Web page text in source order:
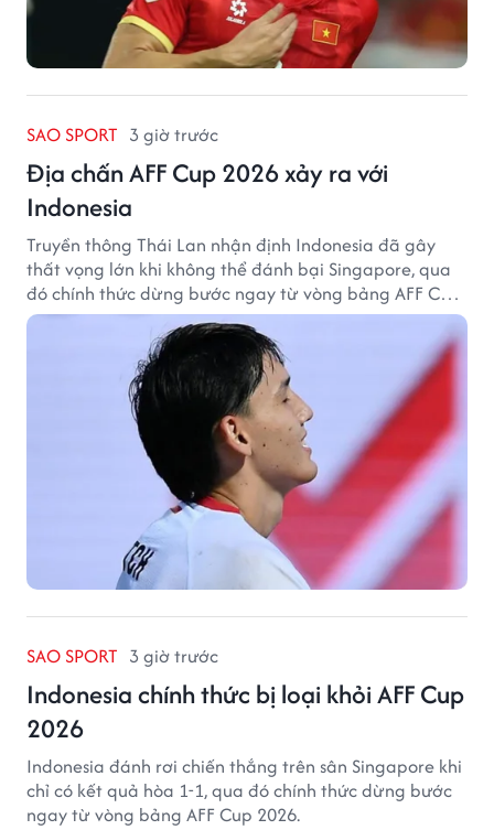
SAO SPORT 3 giờ trước
Địa chấn AFF Cup 2026 xảy ra với
Indonesia
Truyền thông Thái Lan nhận định Indonesia đã gây
thất vọng lớn khi không thể đánh bại Singapore, qua
đó chính thức dừng bước ngay từ vòng bảng AFF Cup
2026.
SAO SPORT 3 giờ trước
Indonesia chính thức bị loại khỏi AFF Cup
2026
Indonesia đánh rơi chiến thắng trên sân Singapore khi
chỉ có kết quả hòa 1-1, qua đó chính thức dừng bước
ngay từ vòng bảng AFF Cup 2026.